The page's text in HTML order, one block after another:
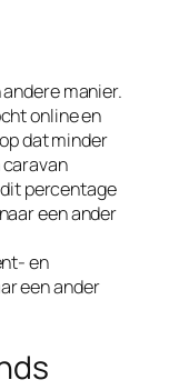
manier.
online en
dat minder
percentage
een ander
en
een ander